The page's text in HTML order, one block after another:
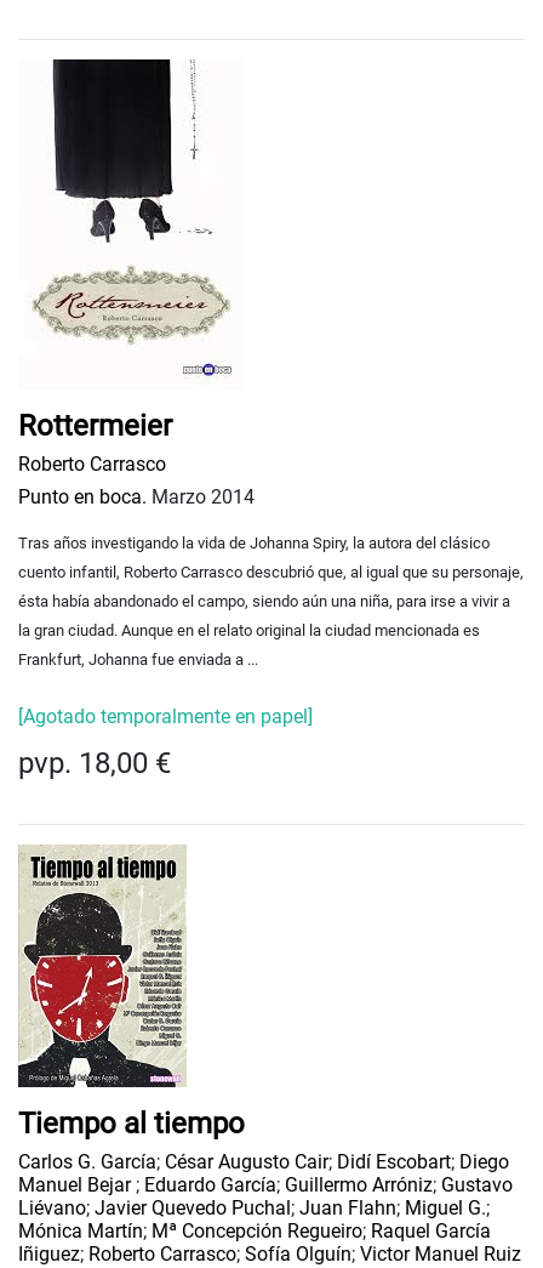
Rottermeier
Roberto Carrasco
Punto en boca. Marzo 2014
Tras años investigando la vida de Johanna Spiry, la autora del clásico
cuento infantil, Roberto Carrasco descubrió que, al igual que su personaje,
ésta había abandonado el campo, siendo aún una niña, para irse a vivir a
la gran ciudad. Aunque en el relato original la ciudad mencionada es
Frankfurt, Johanna fue enviada a ...
[Agotado temporalmente en papel]
pvp. 18,00 €
Tiempo al tiempo
Carlos G. García; César Augusto Cair; Didí Escobart; Diego
Manuel Bejar ; Eduardo García; Guillermo Arróniz; Gustavo
Liévano; Javier Quevedo Puchal ; Juan Flahn; Miguel G.;
Mónica Martín; Mª Concepción Regueiro; Raquel García
Iñiguez; Roberto Carrasco; Sofía Olguín; Victor Manuel Ruiz